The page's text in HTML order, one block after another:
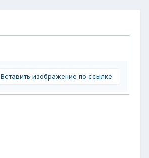
Вставить изображение по ссылке